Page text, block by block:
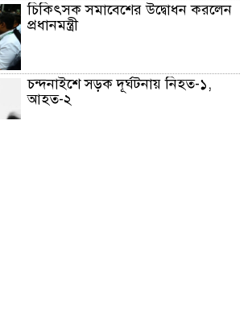
চিকিৎসক সমাবেশের উদ্বোধন করলেন
প্রধানমন্ত্রী
চন্দনাইশে সড়ক দূর্ঘটনায় নিহত-১,
আহত-২